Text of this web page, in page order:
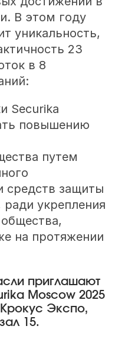
В этом году
уникальность,
23
в 8
Securika
повышению
путем
средств защиты
укрепления
на протяжении
приглашают
Moscow 2025
Экспо,
15.